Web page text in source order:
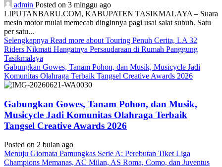
admin Posted on 3 minggu ago
LIPUTANBARU.COM, KABUPATEN TASIKMALAYA – Suara
mesin motor mulai memecah dinginnya pagi usai salat subuh. Satu
per satu...
Selengkapnya Read more about Touring Penuh Cerita, LA 32
Riders Nikmati Hangatnya Persaudaraan di Rumah Panggung
Tasikmalaya
Gabungkan Gowes, Tanam Pohon, dan Musik, Musicycle Jadi
Komunitas Olahraga Terbaik Tangsel Creative Awards 2026
Gabungkan Gowes, Tanam Pohon, dan Musik,
Musicycle Jadi Komunitas Olahraga Terbaik
Tangsel Creative Awards 2026
Posted on 2 bulan ago
Menuju Giornata Pamungkas Serie A: Perebutan Tiket Liga
Champions Memanas, AC Milan, AS Roma, Como, dan Juventus